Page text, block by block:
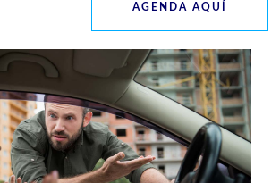
AGENDA AQUÍ